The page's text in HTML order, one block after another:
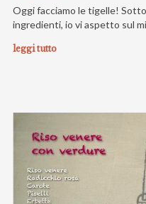
Oggi facciamo le tigelle!
ingredienti, io vi aspetto sul
leggi tutto